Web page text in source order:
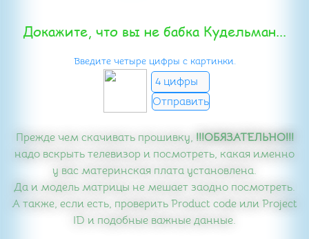
Докажите, что вы не бабка Кудельман...
Введите четыре цифры с картинки.
Прежде чем скачивать прошивку, !!!ОБЯЗАТЕЛЬНО!!!
надо вскрыть телевизор и посмотреть, какая именно
у вас материнская плата установлена.
Да и модель матрицы не мешает заодно посмотреть.
А также, если есть, проверить Product code или Project
ID и подобные важные данные.